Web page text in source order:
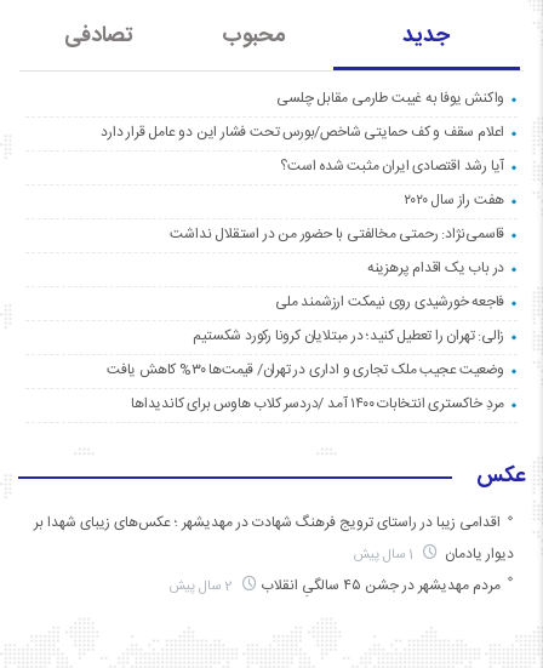
جدید محبوب تصادفی
واکنش یوفا به غیبت طارمی مقابل چلسی
اعلام سقف و کف حمایتی شاخص/بورس تحت فشار این دو عامل قرار دارد
آیا رشد اقتصادی ایران مثبت شده است؟
هفت راز سال ۲۰۲۰
قاسمی‌نژاد: رحمتی مخالفتی با حضور من در استقلال نداشت
در باب یک اقدام پرهزینه
فاجعه خورشیدی روی نیمکت ارزشمند ملی
زالی: تهران را تعطیل کنید؛ در مبتلایان کرونا رکورد شکستیم
وضعیت عجیب ملک تجاری و اداری در تهران/ قیمت‌ها ۳۰% کاهش یافت
مردِ خاکستری انتخابات ۱۴۰۰ آمد /دردسر کلاب هاوس برای کاندیداها
عکس
اقدامی زیبا در راستای ترویج فرهنگ شهادت در مهدیشهر ؛ عکس‌های زیبای شهدا بر
دیوار یادمان
مردم مهدیشهر در جشن ۴۵ سالگیِ انقلاب